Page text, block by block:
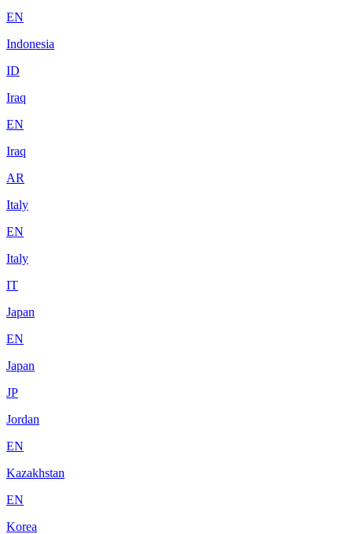
EN
Indonesia
ID
Iraq
EN
Iraq
AR
Italy
EN
Italy
IT
Japan
EN
Japan
JP
Jordan
EN
Kazakhstan
EN
Korea